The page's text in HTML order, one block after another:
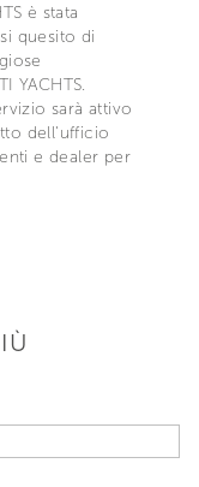
è stata
quesito di
YACHTS.
sarà attivo
dell'ufficio
e dealer per